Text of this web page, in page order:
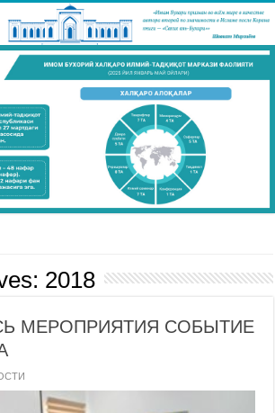
2018
МЕРОПРИЯТИЯ СОБЫТИЕ